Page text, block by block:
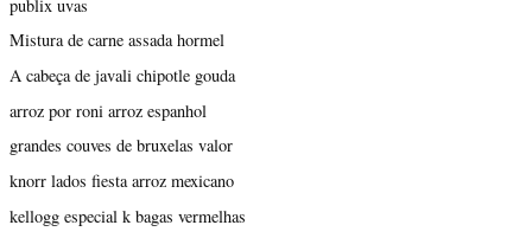
publix uvas
Mistura de carne assada hormel
A cabeça de javali chipotle gouda
arroz por roni arroz espanhol
grandes couves de bruxelas valor
knorr lados fiesta arroz mexicano
kellogg especial k bagas vermelhas